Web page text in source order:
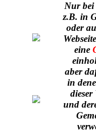
Nur bei
z.B. in
oder
eine
aber
in
dieser
und